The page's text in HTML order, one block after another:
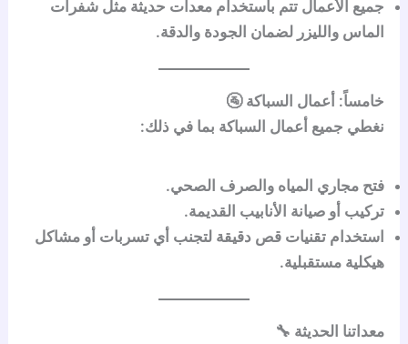
جميع الأعمال تتم باستخدام معدات حديثة مثل شفرات
الماس والليزر لضمان الجودة والدقة.
خامساً: أعمال السباكة 🚰
نغطي جميع أعمال السباكة بما في ذلك:
فتح مجاري المياه والصرف الصحي.
تركيب أو صيانة الأنابيب القديمة.
استخدام تقنيات قص دقيقة لتجنب أي تسربات أو مشاكل
هيكلية مستقبلية.
معداتنا الحديثة 🔧